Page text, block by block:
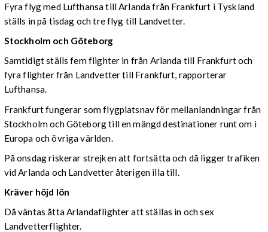
Fyra flyg med Lufthansa till Arlanda från Frankfurt i Tyskland
ställs in på tisdag och tre flyg till Landvetter.
Stockholm och Göteborg
Samtidigt ställs fem flighter in från Arlanda till Frankfurt och
fyra flighter från Landvetter till Frankfurt, rapporterar
Lufthansa.
Frankfurt fungerar som flygplatsnav för mellanlandningar från
Stockholm och Göteborg till en mängd destinationer runt om i
Europa och övriga världen.
På onsdag riskerar strejken att fortsätta och då ligger trafiken
vid Arlanda och Landvetter återigen illa till.
Kräver höjd lön
Då väntas åtta Arlandaflighter att ställas in och sex
Landvetterflighter.